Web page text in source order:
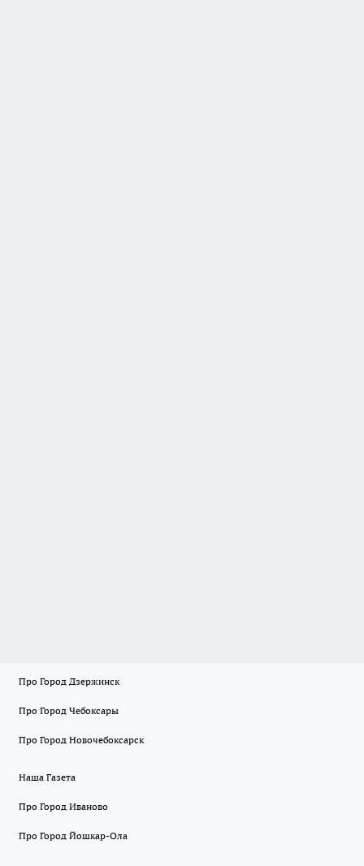
Про Город Дзержинск
Про Город Чебоксары
Про Город Новочебоксарск
Наша Газета
Про Город Иваново
Про Город Йошкар-Ола